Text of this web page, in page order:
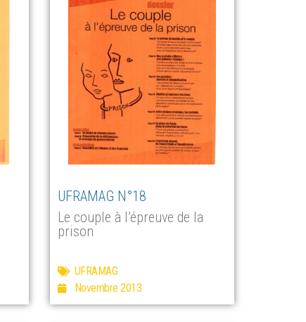
UFRAMAG N°18
Le couple à l’épreuve de la
prison
UFRAMAG
Novembre 2013